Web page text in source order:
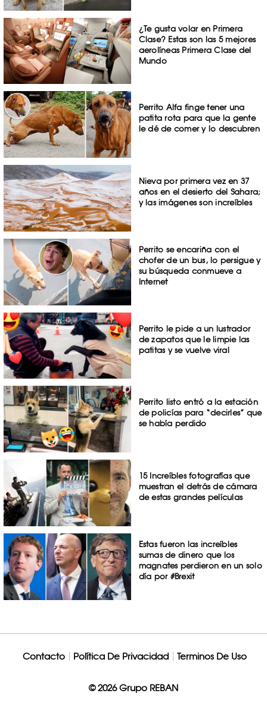
¿Te gusta volar en Primera
Clase? Estas son las 5 mejores
aerolíneas Primera Clase del
Mundo
Perrito Alfa finge tener una
patita rota para que la gente
le dé de comer y lo descubren
Nieva por primera vez en 37
años en el desierto del Sahara;
y las imágenes son increíbles
Perrito se encariña con el
chofer de un bus, lo persigue y
su búsqueda conmueve a
Internet
Perrito le pide a un lustrador
de zapatos que le limpie las
patitas y se vuelve viral
Perrito listo entró a la estación
de policías para “decirles” que
se había perdido
15 Increíbles fotografías que
muestran el detrás de cámara
de estas grandes películas
Estas fueron las increíbles
sumas de dinero que los
magnates perdieron en un solo
día por #Brexit
Contacto Política De Privacidad Terminos De Uso
© 2026 Grupo REBAN